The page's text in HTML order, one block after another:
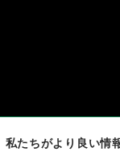
私たちがより良い情